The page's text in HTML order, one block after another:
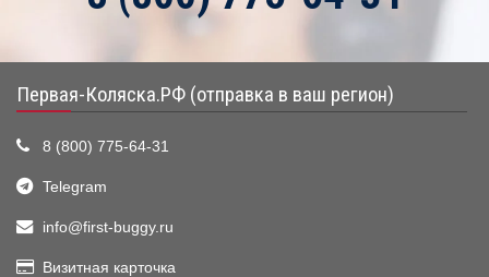
Первая-Коляска.РФ (отправка в ваш регион)
8 (800) 775-64-31
Telegram
info@first-buggy.ru
Визитная карточка